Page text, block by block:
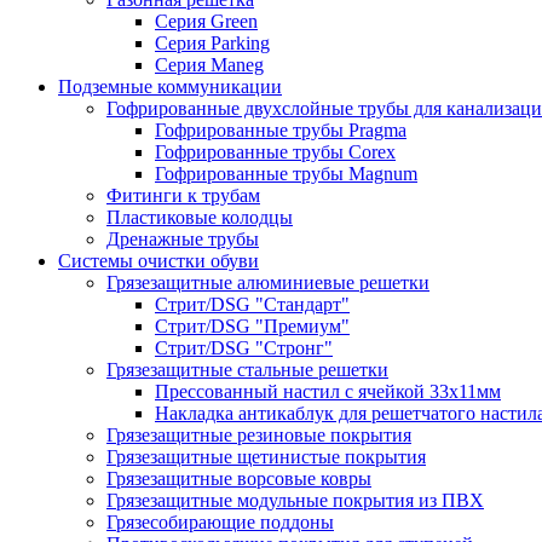
Серия Green
Серия Parking
Серия Maneg
Подземные коммуникации
Гофрированные двухслойные трубы для
Гофрированные трубы Pragma
Гофрированные трубы Corex
Гофрированные трубы Magnum
Фитинги к трубам
Пластиковые колодцы
Дренажные трубы
Системы очистки обуви
Грязезащитные алюминиевые решетки
Стрит/DSG "Стандарт"
Стрит/DSG "Премиум"
Стрит/DSG "Стронг"
Грязезащитные стальные решетки
Прессованный настил с ячейкой 33х11мм
Накладка антикаблук для решетчатого
Грязезащитные резиновые покрытия
Грязезащитные щетинистые покрытия
Грязезащитные ворсовые ковры
Грязезащитные модульные покрытия из ПВХ
Грязесобирающие поддоны